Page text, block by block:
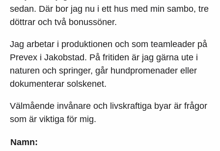
Namn:
sedan. Där bor jag nu i ett hus med min sambo, tre
döttrar och två bonussöner.
Jag arbetar i produktionen och som teamleader på
Prevex i Jakobstad. På fritiden är jag gärna ute i
naturen och springer, går hundpromenader eller
dokumenterar solskenet.
Välmående invånare och livskraftiga byar är frågor
som är viktiga för mig.